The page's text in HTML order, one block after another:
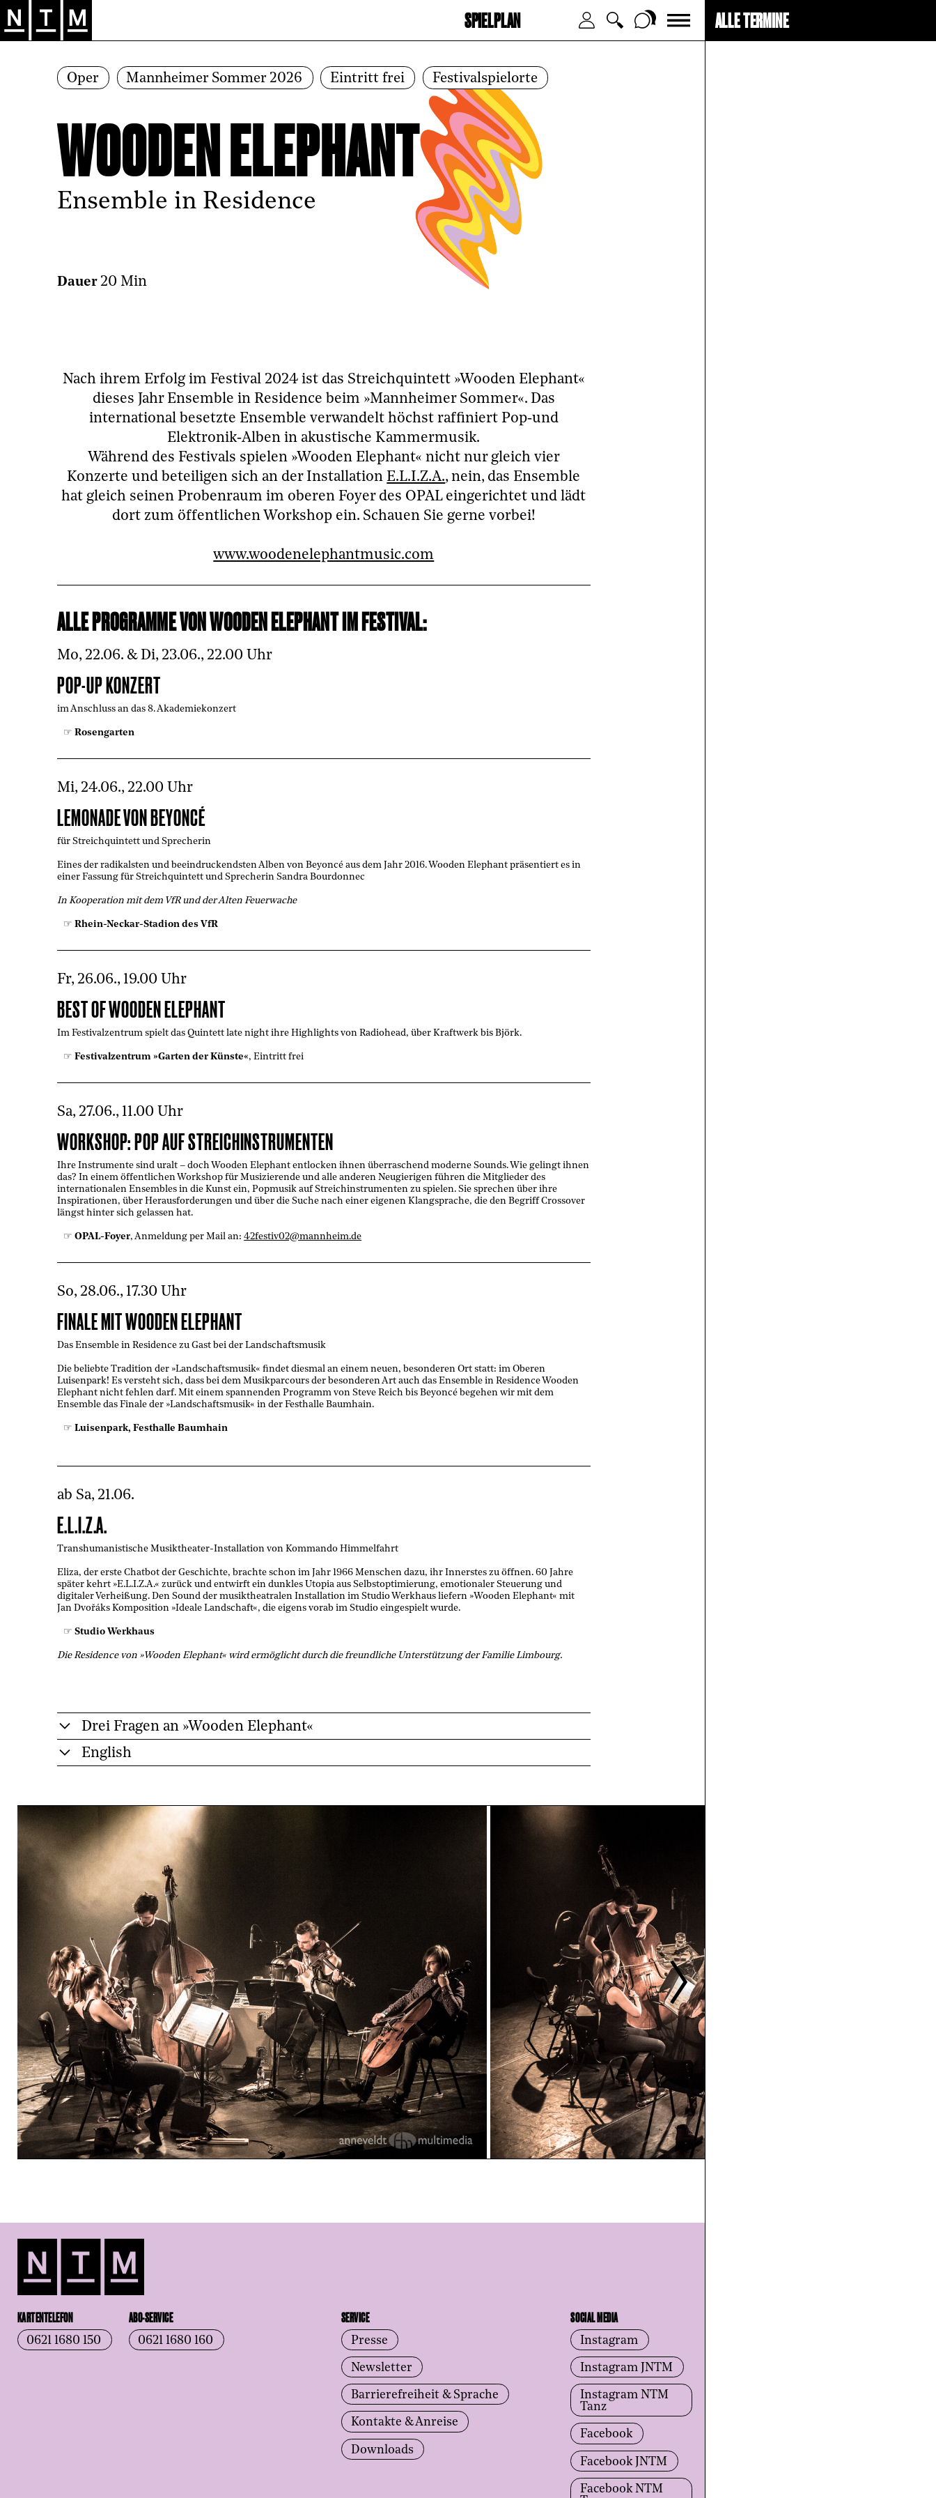
Zur Hauptnavigation springen Zum Hauptinhalt springen Zum Footer springen
SPIELPLAN
Oper Mannheimer Sommer 2026 Eintritt frei Festivalspielorte
WOODEN ELEPHANT
Ensemble in Residence
Dauer 20 Min
Nach ihrem Erfolg im Festival 2024 ist das Streichquintett »Wooden Elephant«
dieses Jahr Ensemble in Residence beim »Mannheimer Sommer«. Das
international besetzte Ensemble verwandelt höchst raf­finiert Pop‑und
Elektronik‑Alben in akustische Kammermusik.
Während des Festivals spielen »Wooden Elephant« nicht nur gleich vier
Konzerte und beteiligen sich an der InstallationE.L.I.Z.A., nein, das Ensemble
hat gleich seinen Probenraum im oberen Foyer des OPAL eingerichtet und lädt
dort zum öffentlichen Workshop ein. Schauen Sie gerne vorbei!
www.woodenelephantmusic.com
ALLE PROGRAMME VON WOODEN ELEPHANT IM FESTIVAL:
Mo, 22.06. & Di, 23.06., 22.00 Uhr
POP-UP KONZERT
im Anschluss an das 8. Akademiekonzert
Rosengarten
Mi, 24.06., 22.00 Uhr
LEMONADE VON BEYONCÉ
für Streichquintett und Sprecherin
Eines der radikalsten und beeindruckendsten Alben von Beyoncé aus dem Jahr 2016. Wooden Elephant präsentiert es in
einer Fassung für Streichquintett und Sprecherin Sandra Bourdonnec
In Kooperation mit dem VfR und der Alten Feuerwache
Rhein-Neckar-Stadion des VfR
Fr, 26.06., 19.00 Uhr
BEST OF WOODEN ELEPHANT
Im Festivalzentrum spielt das Quintett late night ihre Highlights von Radiohead, über Kraftwerk bis Björk.
Festivalzentrum »Garten der Künste«, Eintritt frei
Sa, 27.06., 11.00 Uhr
WORKSHOP: POP AUF STREICHINSTRUMENTEN
Ihre Instrumente sind uralt – doch Wooden Elephant entlocken ihnen überraschend moderne Sounds. Wie gelingt ihnen
das? In einem öffentlichen Workshop für Musizierende und alle anderen Neugierigen führen die Mitglieder des
internationalen Ensembles in die Kunst ein, Popmusik auf Streichinstrumenten zu spielen. Sie sprechen über ihre
Inspirationen, über Herausforderungen und über die Suche nach einer eigenen Klangsprache, die den Begriff Crossover
längst hinter sich gelassen hat.
OPAL-Foyer, Anmeldung per Mail an:42festiv02@mannheim.de
So, 28.06., 17.30 Uhr
FINALE MIT WOODEN ELEPHANT
Das Ensemble in Residence zu Gast bei der Landschaftsmusik
Die beliebte Tradition der »Landschaftsmusik« findet diesmal an einem neuen, besonderen Ort statt: im Oberen
Luisenpark! Es versteht sich, dass bei dem Musikparcours der besonderen Art auch das Ensemble in Residence Wooden
Elephant nicht fehlen darf. Mit einem spannenden Programm von Steve Reich bis Beyoncé begehen wir mit dem
Ensemble das Finale der »Landschaftsmusik« in der Festhalle Baumhain.
Luisenpark, Festhalle Baumhain
ab Sa, 21.06.
E.L.I.Z.A.
Transhumanistische Musiktheater-Installation von Kommando Himmelfahrt
Eliza, der erste Chatbot der Geschichte, brachte schon im Jahr 1966 Menschen dazu, ihr Innerstes zu öffnen. 60 Jahre
später kehrt »E.L.I.Z.A.« zurück und entwirft ein dunkles Utopia aus Selbstoptimierung, emotionaler Steuerung und
digitaler Verheißung. Den Sound der musiktheatralen Installation im Studio Werkhaus liefern »Wooden Elephant« mit
Jan Dvořáks Komposition »Ideale Landschaft«, die eigens vorab im Studio eingespielt wurde.
Studio Werkhaus
Die Residence von »Wooden Elephant« wird ermöglicht durch die freundliche Unterstützung der Familie Limbourg.
Drei Fragen an »Wooden Elephant«
English
ALLE TERMINE
KARTENTELEFON
0621 1680 150
ABO-SERVICE
0621 1680 160
SERVICE
Presse
Newsletter
Barrierefreiheit & Sprache
Kontakte & Anreise
Downloads
SOCIAL MEDIA
Instagram
Instagram JNTM
Instagram NTM
Tanz
Facebook
Facebook JNTM
Facebook NTM